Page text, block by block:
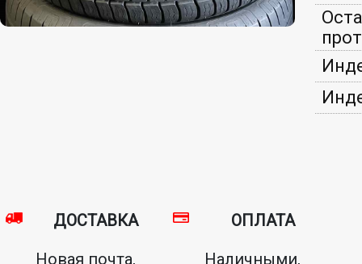
ДОСТАВКА
Новая почта,
ОПЛАТА
Наличными,